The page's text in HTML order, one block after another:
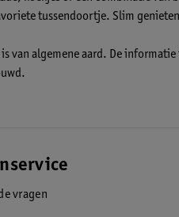
tussendoortje. Slim
van algemene aard. De
vragen